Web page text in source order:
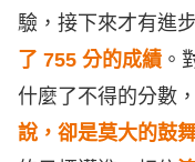
驗，接下來才有進
了 755 分的成績 。
什麼了不得的分數
說，卻是莫大的鼓舞